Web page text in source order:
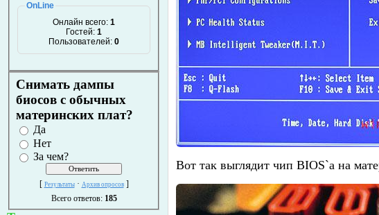
OnLine
Онлайн всего: 1
Гостей: 1
Пользователей: 0
Снимать дампы
биосов с обычных
материнских плат?
Да
Нет
За чем?
[ Результаты· Архив опросов]
Всего ответов: 185
Вот так выглядит чип BIOS`а на